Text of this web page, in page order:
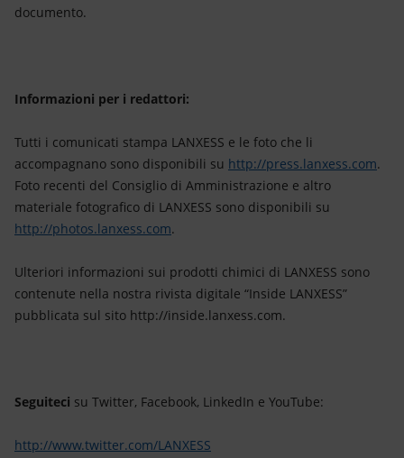
documento.
Informazioni per i redattori:
Tutti i comunicati stampa LANXESS e le foto che li
accompagnano sono disponibili su http://press.lanxess.com.
Foto recenti del Consiglio di Amministrazione e altro
materiale fotografico di LANXESS sono disponibili su
http://photos.lanxess.com.
Ulteriori informazioni sui prodotti chimici di LANXESS sono
contenute nella nostra rivista digitale “Inside LANXESS”
pubblicata sul sito http://inside.lanxess.com.
Seguiteci su Twitter, Facebook, LinkedIn e YouTube:
http://www.twitter.com/LANXESS